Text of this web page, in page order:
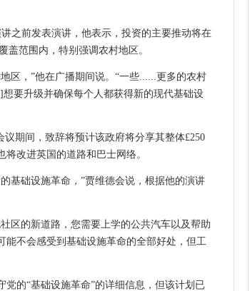
场Duopoly
作伙伴
21H1为“次要”升级
术产业吗？
找到最有影响力的人
加密货币
资金
不意味着您可以购买它
工作负载
之前发表演讲，他表示，投资的主要推动将在
盖范围内，特别强调农村地区。
区，”他在广播期间说。“一些......更多的农村
要升级并确保每个人都获得新的现代基础设
期间，致辞将预计该政府将分享其整体£250
改进英国的道路和巴士网络。
基础设施革命，”贾维德会说，根据他的演讲
区的新道路，您需要上学的公共汽车以及帮助
能不会感受到基础设施革命的全部好处，但工
的“基础设施革命”的详细信息，但该计划已